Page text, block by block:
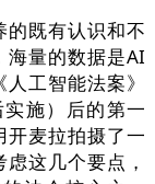
既有认识和不
海量的数据是AI
工智能法案》
施）后的第一
麦拉拍摄了一
这几个要点，